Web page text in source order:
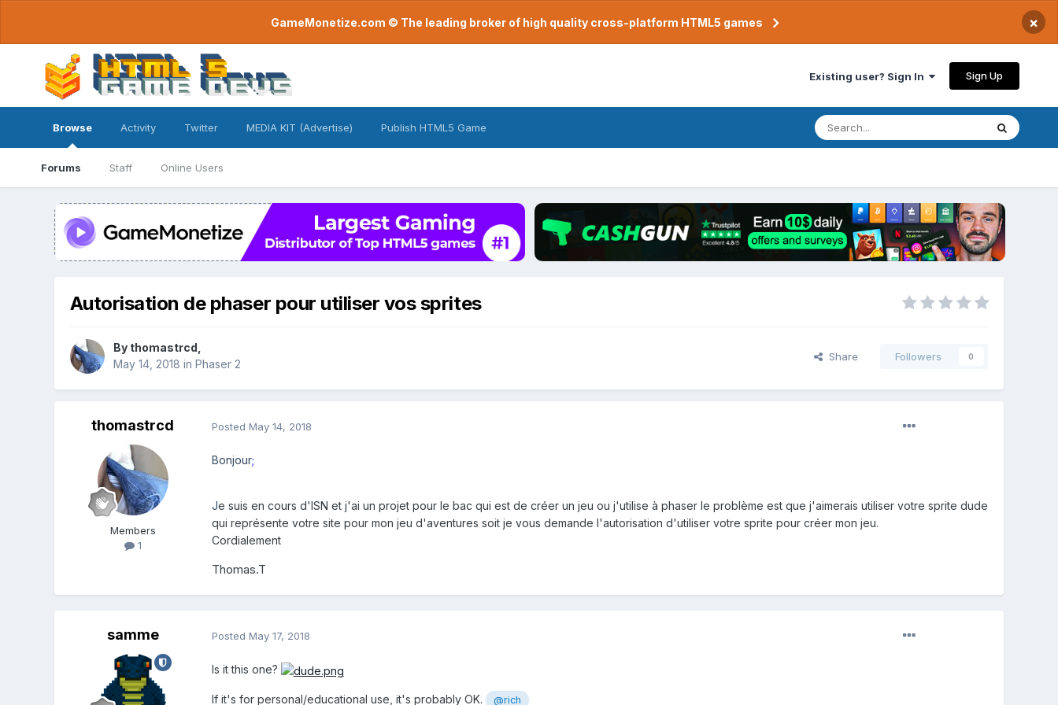
GameMonetize.com © The leading broker of high quality cross-platform HTML5 games ×
Existing user? Sign In Sign Up
Browse
Forums Staff Online Users
Activity Twitter MEDIA KIT (Advertise) Publish HTML5 Game
Autorisation de phaser pour utiliser vos sprites
By thomastrcd
May 14, 2018 in Phaser 2
Share Followers 0
thomastrcd
Members
1
Posted May 14, 2018
Bonjour;
Je suis en cours d'ISN et j'ai un projet pour le bac qui est de créerun jeu ou j'utilise à phaserle problème est que j'aimerais utiliser votre sprite dude
qui représente votre site pour mon jeu d'aventures soit je vous demande l'autorisation d'utiliser votre sprite pour créermon jeu.
Cordialement
Thomas.T
samme Posted May 17, 2018
Is it this one?
If it's for personal/educational use, it's probably OK. @rich